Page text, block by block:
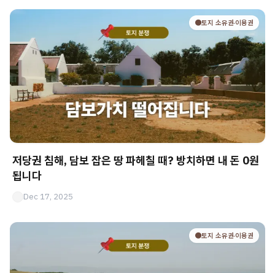
🟤토지 소유권·이용권
저당권 침해, 담보 잡은 땅 파헤칠 때? 방치하면 내 돈 0원
됩니다
Dec 17, 2025
🟤토지 소유권·이용권